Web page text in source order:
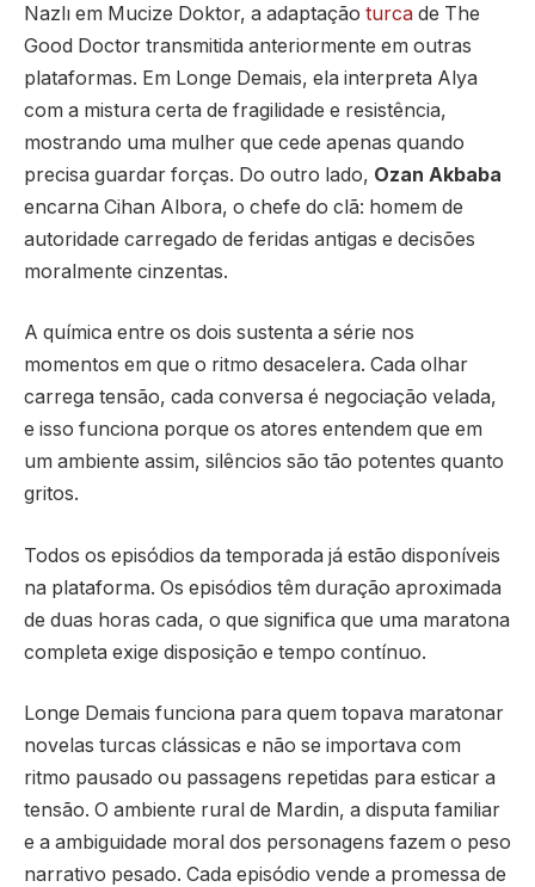
Nazlı em Mucize Doktor, a adaptação turca de The
Good Doctor transmitida anteriormente em outras
plataformas. Em Longe Demais, ela interpreta Alya
com a mistura certa de fragilidade e resistência,
mostrando uma mulher que cede apenas quando
precisa guardar forças. Do outro lado, Ozan Akbaba
encarna Cihan Albora, o chefe do clã: homem de
autoridade carregado de feridas antigas e decisões
moralmente cinzentas.
A química entre os dois sustenta a série nos
momentos em que o ritmo desacelera. Cada olhar
carrega tensão, cada conversa é negociação velada,
e isso funciona porque os atores entendem que em
um ambiente assim, silêncios são tão potentes quanto
gritos.
Todos os episódios da temporada já estão disponíveis
na plataforma. Os episódios têm duração aproximada
de duas horas cada, o que significa que uma maratona
completa exige disposição e tempo contínuo.
Longe Demais funciona para quem topava maratonar
novelas turcas clássicas e não se importava com
ritmo pausado ou passagens repetidas para esticar a
tensão. O ambiente rural de Mardin, a disputa familiar
e a ambiguidade moral dos personagens fazem o peso
narrativo pesado. Cada episódio vende a promessa de